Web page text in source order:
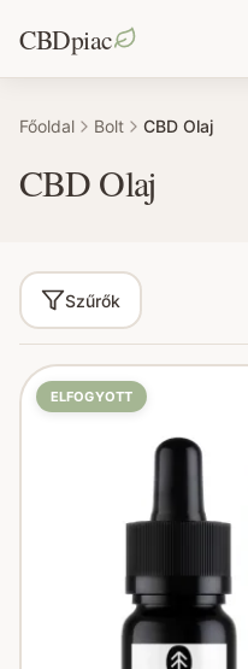
CBDpiac
Főoldal Bolt CBD Olaj
CBD Olaj
Szűrők
ELFOGYOTT